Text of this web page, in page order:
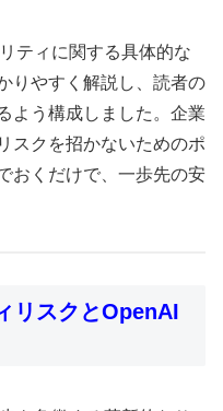
ティに関する具体的な
りやすく解説し、読者の
よう構成しました。企業
スクを招かないためのポ
おくだけで、一歩先の安
リスクとOpenAI